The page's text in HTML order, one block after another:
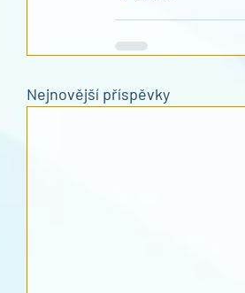
Nejnovější příspěvky